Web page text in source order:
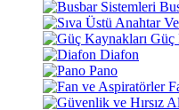
Güç
Diafon
Pano